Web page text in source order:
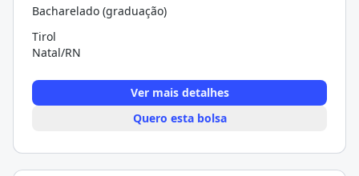
Bacharelado (graduação)
Tirol
Natal/RN
Ver mais detalhes
Quero esta bolsa